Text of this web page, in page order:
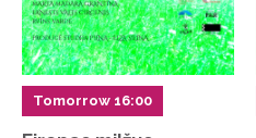
Tomorrow 16:00